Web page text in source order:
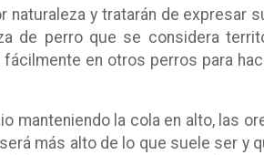
y tratarán de expresar
de perro que se considera
fácilmente en otros perros para
manteniendo la cola en alto, las
más alto de lo que suele ser y